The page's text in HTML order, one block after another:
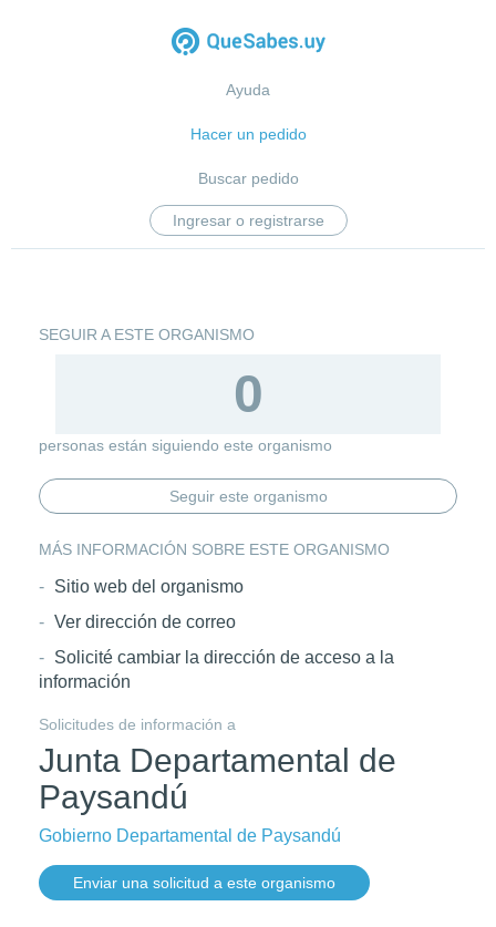
Ayuda
Hacer un pedido
Buscar pedido
Ingresar o registrarse
SEGUIR A ESTE ORGANISMO
0
personas están siguiendo este organismo
Seguir este organismo
MÁS INFORMACIÓN SOBRE ESTE ORGANISMO
Sitio web del organismo
Ver dirección de correo
Solicité cambiar la dirección de acceso a la
información
Solicitudes de información a
Junta Departamental de
Paysandú
Gobierno Departamental de Paysandú
Enviar una solicitud a este organismo